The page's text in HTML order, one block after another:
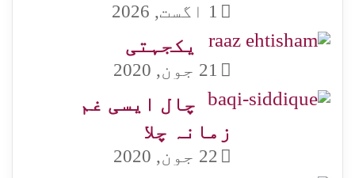
1 اگست, 2026
یکجہتی
21 جون, 2020
چال ایسی غم
زمانہ چلا
22 جون, 2020